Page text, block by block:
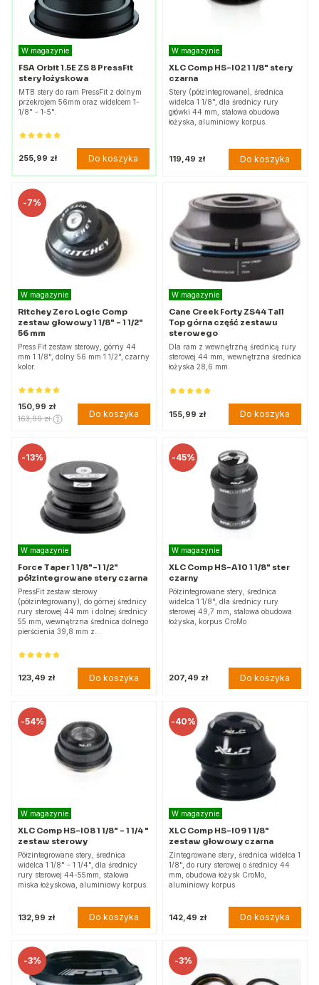
W magazynie
FSA Orbit 1.5E ZS 8 PressFit
stery łożyskowa
MTB stery do ram PressFit z dolnym
przekrojem 56mm oraz widelcem 1-
1/8" - 1-5".
255,99 zł Do koszyka
W magazynie
XLC Comp HS-I02 1 1/8" stery
czarna
Stery (półzintegrowane), średnica
widelca 1 1/8", dla średnicy rury
główki 44 mm, stalowa obudowa
łożyska, aluminiowy korpus.
119,49 zł Do koszyka
-7%
W magazynie
Ritchey Zero Logic Comp
zestaw głowowy 1 1/8" - 1 1/2"
56 mm
Press Fit zestaw sterowy, górny 44
mm 1 1/8", dolny 56 mm 1 1/2", czarny
kolor.
150,99 zł
163,99 zł Do koszyka
W magazynie
Cane Creek Forty ZS44 Tall
Top górna część zestawu
sterowego
Dla ram z wewnętrzną średnicą rury
sterowej 44 mm, wewnętrzna średnica
łożyska 28,6 mm.
155,99 zł Do koszyka
-13%
W magazynie
Force Taper 1 1/8"-1 1/2"
półzintegrowane stery czarna
PressFit zestaw sterowy
(półzintegrowany), do górnej średnicy
rury sterowej 44 mm i dolnej średnicy
55 mm, wewnętrzna średnica dolnego
pierścienia 39,8 mm z…
123,49 zł Do koszyka
-45%
W magazynie
XLC Comp HS-A10 1 1/8" ster
czarny
Półzintegrowane stery, średnica
widelca 1 1/8", dla średnicy rury
sterowej 49,7 mm, stalowa obudowa
łożyska, korpus CroMo
207,49 zł Do koszyka
-54%
W magazynie
XLC Comp HS-I08 1 1/8" - 1 1/4 "
zestaw sterowy
Półzintegrowane stery, średnica
widelca 1 1/8" - 1 1/4", dla średnicy
rury sterowej 44-55mm, stalowa
miska łożyskowa, aluminiowy korpus.
132,99 zł Do koszyka
-40%
W magazynie
XLC Comp HS-I09 1 1/8"
zestaw głowowy czarna
Zintegrowane stery, średnica widelca 1
1/8", do rury sterowej o średnicy 44
mm, obudowa łożysk CroMo,
aluminiowy korpus
142,49 zł Do koszyka
-3% -3%